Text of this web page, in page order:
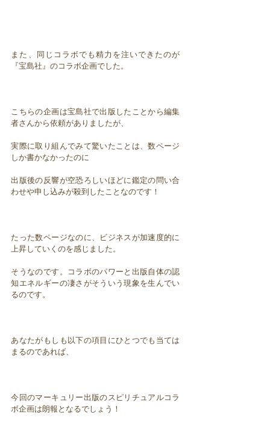
また、同じコラボでも精力を注いできたのが
『宝島社』のコラボ企画でした。
こちらの企画は宝島社で出版したことから編集
者さんから依頼がありましたが、
実際に取り組んでみて驚いたことは、数ページ
しか書かなかったのに
出版後の反響が空恐ろしいほどに鑑定の問い合
わせや申し込みが殺到したことなのです！
たった数ページなのに、ビジネスが加速度的に
上昇していくのを感じました。
そうなのです。コラボのパワーと出版自体の認
知エネルギーの凄さがそういう現象を生んでい
るのです。
あなたがもしも以下の項目にひとつでも当ては
まるのであれば、
今回のマーキュリー出版のスピリチュアルコラ
ボ企画は朗報となるでしょう！